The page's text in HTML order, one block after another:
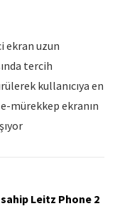
ekran uzun
tercih
kullanıcıya en
mürekkep ekranın
Leitz Phone 2